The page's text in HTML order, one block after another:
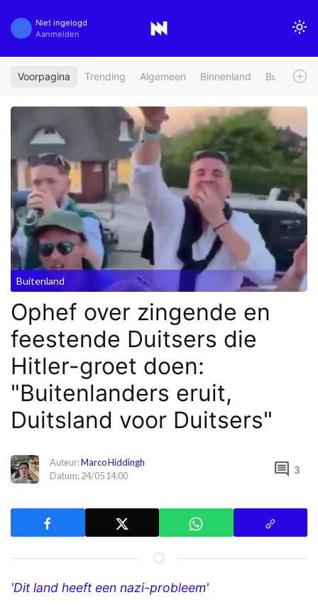
Niet ingelogd
Aanmelden
Voorpagina Trending Algemeen Binnenland Buitenland
Buitenland
Ophef over zingende en
feestende Duitsers die
Hitler-groet doen:
"Buitenlanders eruit,
Duitsland voor Duitsers"
Auteur:Marco Hiddingh
Datum: 24/05 14:00
comment 3
'Dit land heeft een nazi-probleem'